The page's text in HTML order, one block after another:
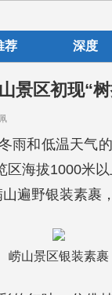
荐 深度
景区初现“
雨和低温天气
区海拔1000米
遍野银装素裹
崂山景区银装素裹